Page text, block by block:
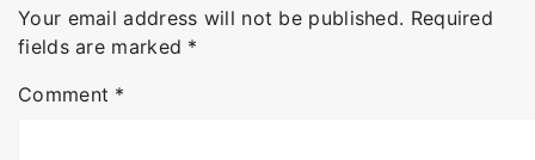
Your email address will not be published. Required
fields are marked *
Comment *